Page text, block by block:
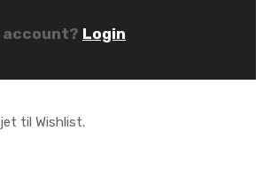
account? Login
til Wishlist.